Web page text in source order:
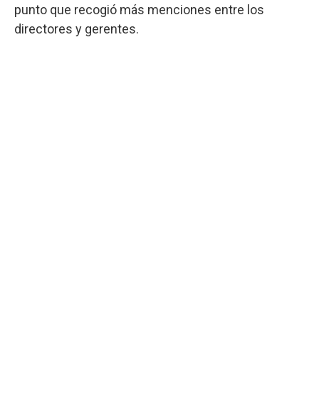
punto que recogió más menciones entre los
directores y gerentes.